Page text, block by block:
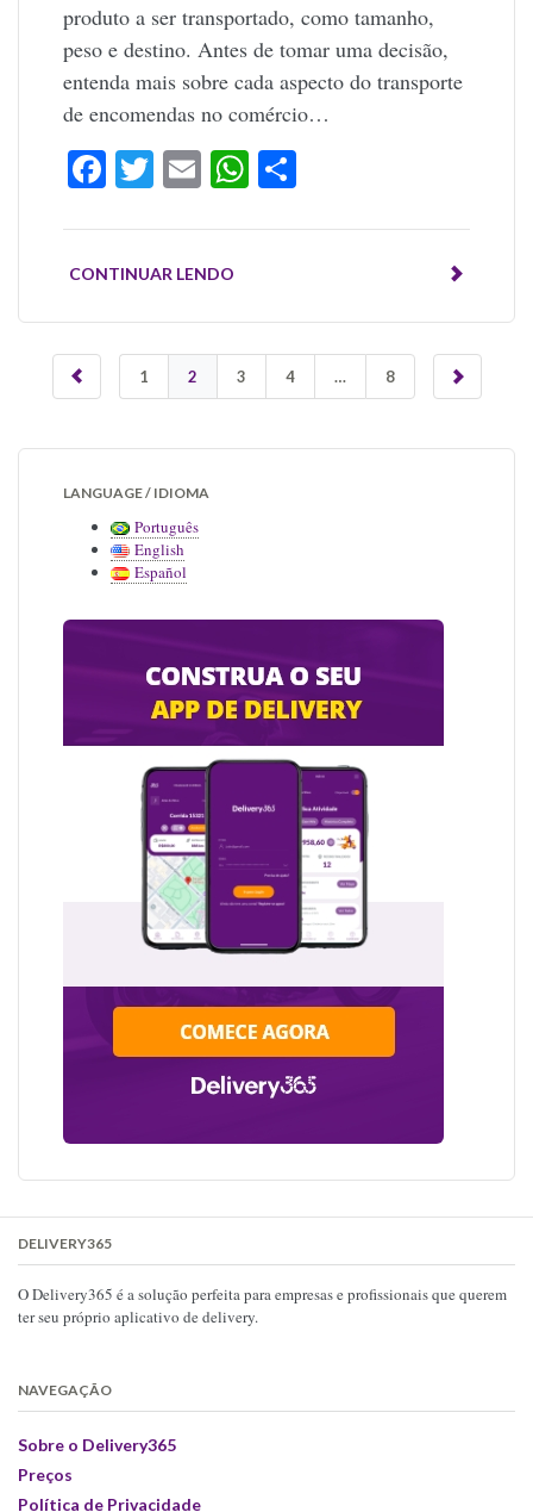
produto a ser transportado, como tamanho,
peso e destino. Antes de tomar uma decisão,
entenda mais sobre cada aspecto do transporte
de encomendas no comércio…
Facebook
Twitter
EmailWhatsApp
CONTINUAR LENDO
1 2 3 4 … 8
LANGUAGE / IDIOMA
Português
English
Español
DELIVERY365
O Delivery365 é a solução perfeita para empresas e profissionais que querem
ter seu próprio aplicativo de delivery.
NAVEGAÇÃO
Sobre o Delivery365
Preços
Política de Privacidade